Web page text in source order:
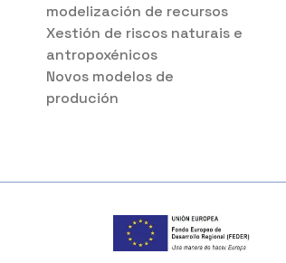
modelización de recursos
Xestión de riscos naturais e
antropoxénicos
Novos modelos de
produción